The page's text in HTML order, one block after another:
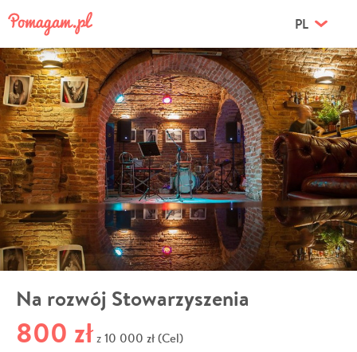
PL
Na rozwój Stowarzyszenia
800 zł z 10 000 zł (Cel)